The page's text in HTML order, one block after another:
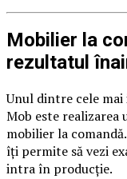
Mobilier la
rezultatul
Unul dintre cele
Mob este realizarea
mobilier la
îți permite să vezi
intra în producție.